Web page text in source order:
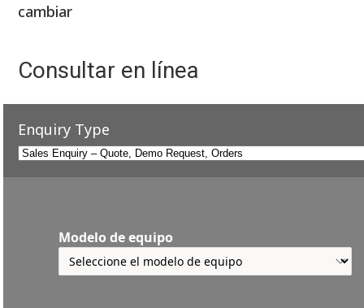
cambiar
Consultar en línea
Enquiry Type
Modelo de equipo